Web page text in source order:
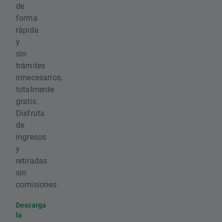
de
forma
rápida
y
sin
trámites
innecesarios,
totalmente
gratis.
Disfruta
de
ingresos
y
retiradas
sin
comisiones.
Descarga
la